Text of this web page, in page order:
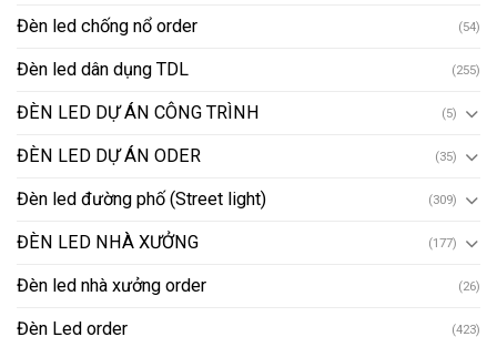
Đèn led chống nổ order (54)
Đèn led dân dụng TDL (255)
ĐÈN LED DỰ ÁN CÔNG TRÌNH (5)
ĐÈN LED DỰ ÁN ODER (35)
Đèn led đường phố (Street light) (309)
ĐÈN LED NHÀ XƯỞNG (177)
Đèn led nhà xưởng order (26)
Đèn Led order (423)